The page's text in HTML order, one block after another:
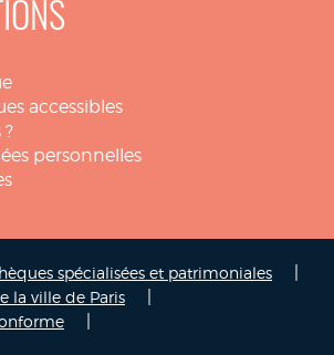
accessibles
personnelles
spécialisées et patrimoniales
la ville de Paris